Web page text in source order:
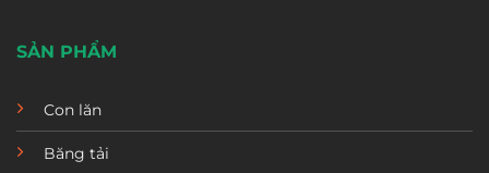
SẢN PHẨM
Con lăn
Băng tải